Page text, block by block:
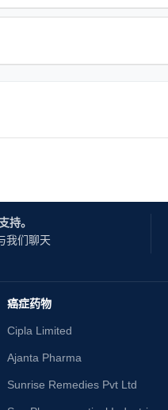
持。
我们聊天
癌症药物
Cipla Limited
Ajanta Pharma
Sunrise Remedies Pvt Ltd